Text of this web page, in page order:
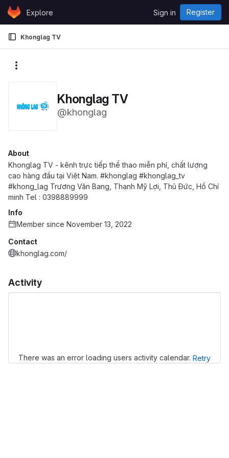
Skip to content
GitLabExplore Sign in Register
Khonglag TV
Khonglag TV
@khonglag
Activity
There was an error loading users activity calendar. Retry
About
Khonglag TV - kênh trực tiếp thể thao miễn phí, chất lượng
cao hàng đầu tại Việt Nam. #khonglag #khonglag_tv
#khong_lag Trương Văn Bang, Thạnh Mỹ Lợi, Thủ Đức, Hồ Chí
minh Tel : 0398889999
Info
Member since November 13, 2022
Contact
khonglag.com/